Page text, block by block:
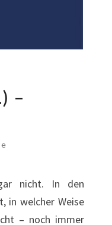
–
nicht. In den
in welcher Weise
– noch immer